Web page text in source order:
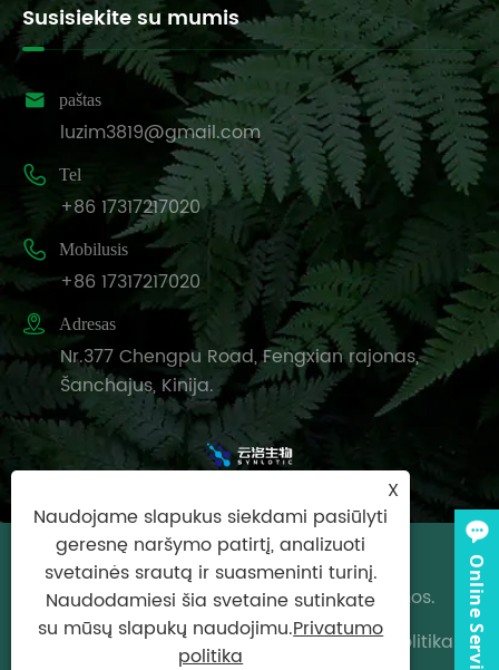
Susisiekite su mumis
 paštas
luzim3819@gmail.com
 Tel
+86 17317217020
 Mobilusis
+86 17317217020
 Adresas
Nr.377 Chengpu Road, Fengxian rajonas,
Šanchajus, Kinija.
Autoriaus teisės © 2025 Synlotic Biotech
(Shanghai) Co., Ltd. Visos teisės saugomos.
Links|Sitemap| RSS|XML|Privatumo politika
X
Naudojame slapukus siekdami pasiūlyti
geresnę naršymo patirtį, analizuoti
svetainės srautą ir suasmeninti turinį.
Naudodamiesi šia svetaine sutinkate
su mūsų slapukų naudojimu.Privatumo
politika
Online Service